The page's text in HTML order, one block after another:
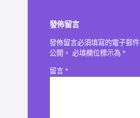
發佈留言
發佈留言必須填寫的電子郵
公開。 必填欄位標示為 *
留言 *